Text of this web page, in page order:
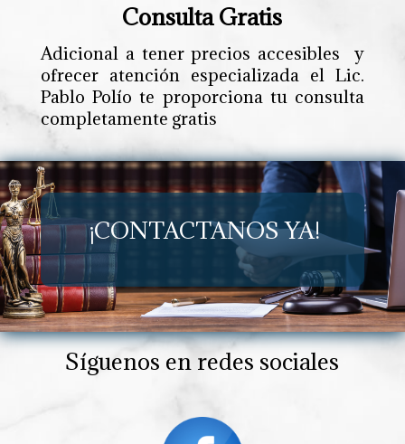
Consulta Gratis
Adicional a tener precios accesibles y
ofrecer atención especializada el Lic.
Pablo Polío te proporciona tu consulta
completamente gratis
¡CONTACTANOS YA!
Síguenos en redes sociales